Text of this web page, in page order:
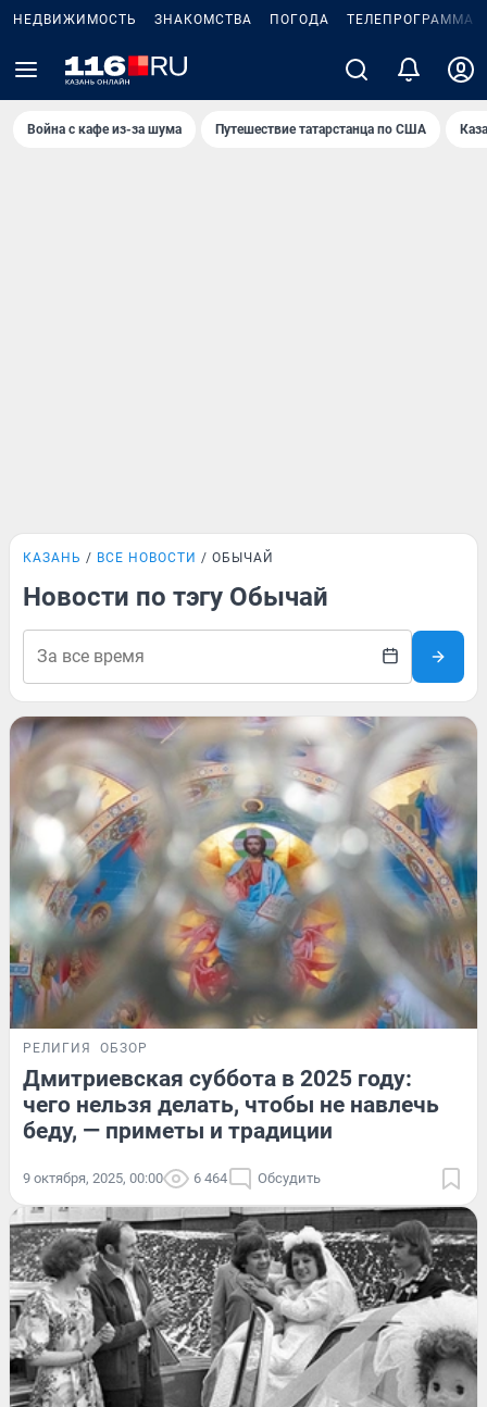
НЕДВИЖИМОСТЬ ЗНАКОМСТВА ПОГОДА ТЕЛЕПРОГРАММА
Война с кафе из-за шума Путешествие татарстанца по США
КАЗАНЬ ВСЕ НОВОСТИ ОБЫЧАЙ
Новости по тэгу Обычай
РЕЛИГИЯ ОБЗОР
Дмитриевская суббота в 2025 году:
чего нельзя делать, чтобы не навлечь
беду, — приметы и традиции
9 октября, 2025, 00:00 6 464 Обсудить